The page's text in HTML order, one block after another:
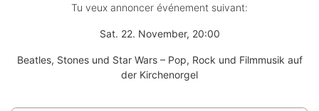
Tu veux annoncer événement suivant:
Sat. 22. November, 20:00
Beatles, Stones und Star Wars – Pop, Rock und Filmmusik auf
der Kirchenorgel